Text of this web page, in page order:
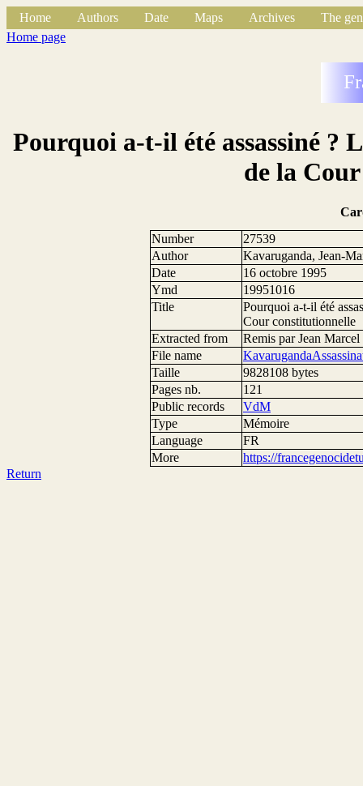
Home Authors Date Maps Archives
The
Home page
Pourquoi a-t-il été assassiné ?
de la
Number
27539
Author
Kavaruganda, Jean-
Date
16 octobre 1995
Ymd
19951016
Title
Pourquoi a-t-il été
Cour constitutionnelle
Extracted from
Remis par Jean
File name
Taille
9828108 bytes
Pages nb.
121
Public records
VdM
Type
Mémoire
Language
FR
More
https://
Return